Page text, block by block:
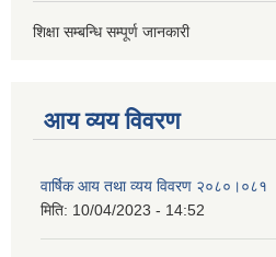
शिक्षा सम्बन्धि सम्पूर्ण जानकारी
आय व्यय विवरण
वार्षिक आय तथा व्यय विवरण २०८०।०८१
मिति: 10/04/2023 - 14:52